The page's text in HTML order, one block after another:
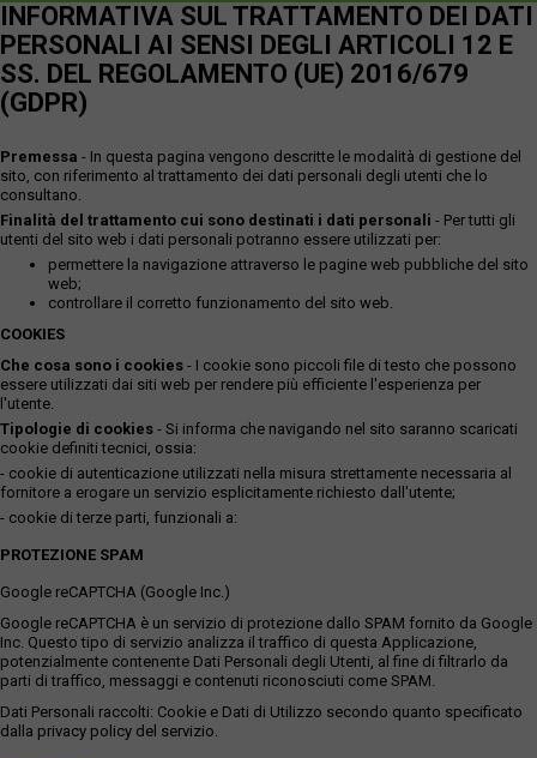
INFORMATIVA SUL TRATTAMENTO DEI DATI
PERSONALI AI SENSI DEGLI ARTICOLI 12 E
SS. DEL REGOLAMENTO (UE) 2016/679
(GDPR)
Premessa - In questa pagina vengono descritte le modalità di gestione del
sito, con riferimento al trattamento dei dati personali degli utenti che lo
consultano.
Finalità del trattamento cui sono destinati i dati personali - Per tutti gli
utenti del sito web i dati personali potranno essere utilizzati per:
permettere la navigazione attraverso le pagine web pubbliche del sito
web;
controllare il corretto funzionamento del sito web.
COOKIES
Che cosa sono i cookies - I cookie sono piccoli file di testo che possono
essere utilizzati dai siti web per rendere più efficiente l'esperienza per
l'utente.
Tipologie di cookies - Si informa che navigando nel sito saranno scaricati
cookie definiti tecnici, ossia:
- cookie di autenticazione utilizzati nella misura strettamente necessaria al
fornitore a erogare un servizio esplicitamente richiesto dall'utente;
- cookie di terze parti, funzionali a:
PROTEZIONE SPAM
Google reCAPTCHA (Google Inc.)
Google reCAPTCHA è un servizio di protezione dallo SPAM fornito da Google
Inc. Questo tipo di servizio analizza il traffico di questa Applicazione,
potenzialmente contenente Dati Personali degli Utenti, al fine di filtrarlo da
parti di traffico, messaggi e contenuti riconosciuti come SPAM.
Dati Personali raccolti: Cookie e Dati di Utilizzo secondo quanto specificato
dalla privacy policy del servizio.